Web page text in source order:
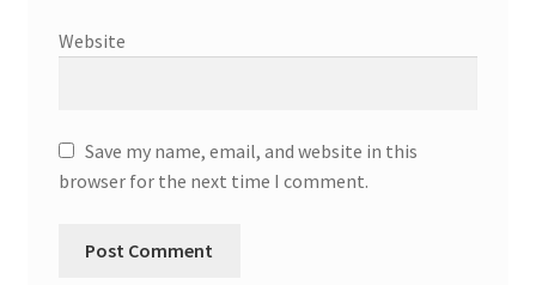
Website
Save my name, email, and website in this
browser for the next time I comment.